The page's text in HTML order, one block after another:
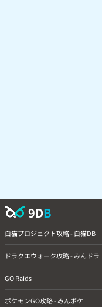
9DB
白猫プロジェクト攻略 - 白猫DB
ドラクエウォーク攻略 - みんドラ
GO Raids
ポケモンGO攻略 - みんポケ